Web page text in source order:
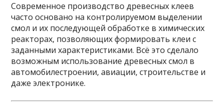
Современное производство древесных клеев
часто основано на контролируемом выделении
смол и их последующей обработке в химических
реакторах, позволяющих формировать клеи с
заданными характеристиками. Всё это сделало
возможным использование древесных смол в
автомобилестроении, авиации, строительстве и
даже электронике.